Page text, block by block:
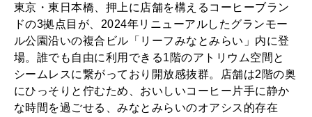
東京・東日本橋、押上に店舗を構えるコーヒーブラン
ドの3拠点目が、2024年リニューアルしたグランモー
ル公園沿いの複合ビル「リーフみなとみらい」内に登
場。誰でも自由に利用できる1階のアトリウム空間と
シームレスに繋がっており開放感抜群。店舗は2階の奥
にひっそりと佇むため、おいしいコーヒー片手に静か
な時間を過ごせる、みなとみらいのオアシス的存在